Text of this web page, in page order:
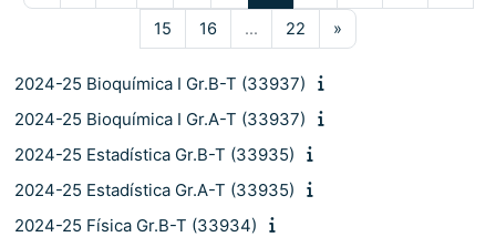
15Pàgina 15
16Pàgina 16
… 22Pàgina 22
»Pàgina següent
2024-25 Bioquímica I Gr.B-T (33937)
2024-25 Bioquímica I Gr.A-T (33937)
2024-25 Estadística Gr.B-T (33935)
2024-25 Estadística Gr.A-T (33935)
2024-25 Física Gr.B-T (33934)